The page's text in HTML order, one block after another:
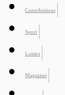
Contributions
Sport
Loisirs
Magazine